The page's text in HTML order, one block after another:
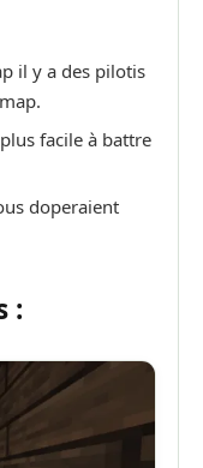
il y a des pilotis
facile à battre
doperaient
: